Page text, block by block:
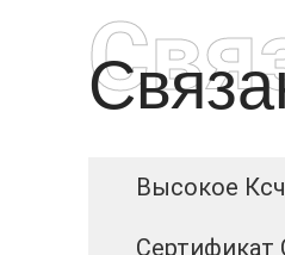
Высокое
Сертификат